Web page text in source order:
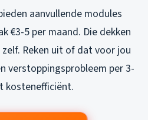
aanvullende modules
€3-5 per maand. Die dekken
Reken uit of dat voor jou
verstoppingsprobleem per 3-
kostenefficiënt.